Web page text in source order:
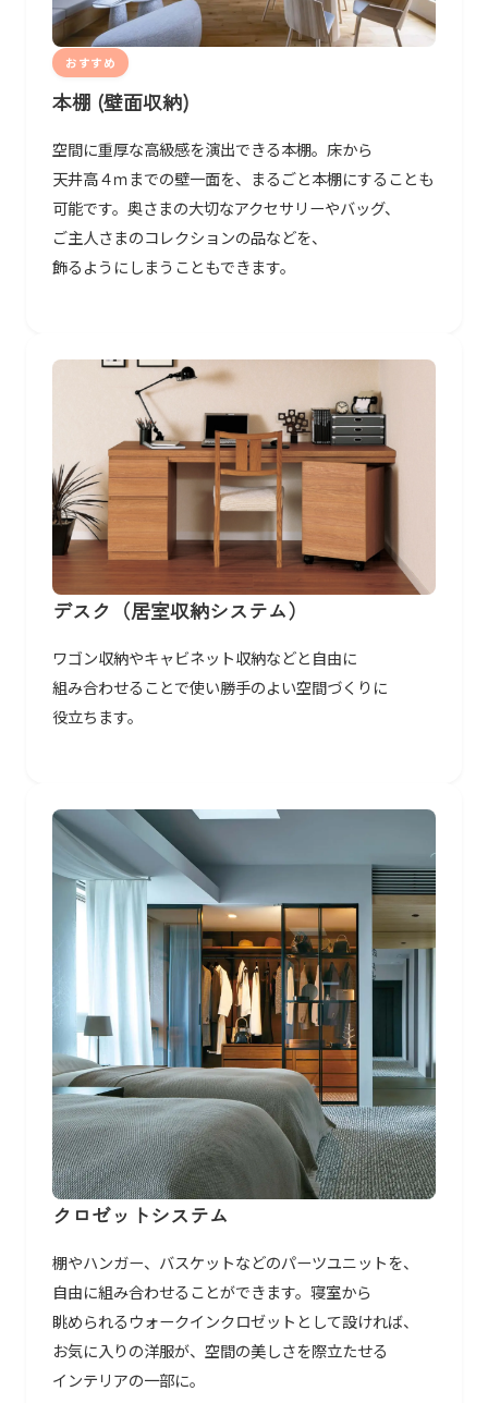
おすすめ
本棚 (壁面収納)
空間に​重厚な​高級感を​演出できる本棚。​床から​
天井高４ｍまでの​壁一面を、まる​ごと本棚に​する​ことも​
可能です。​奥さまの​大切な​アクセサリーや​バッグ、​
ご主人さまの​コレクションの​品などを、​
飾るようにしまうことも​できます。
デスク​（居室収納システム）
ワゴン収納や​キャビネット収納などと​自由に​
組み合わせる​ことで​使い勝手の​よい​空間づくりに​
役立ちます。
クロゼットシステム
棚や​ハンガー、​バスケットなどの​パーツユニットを、​
自由に​組み合わせる​ことができます。​寝室から​
眺められる​ウォークインクロゼットと​して​設ければ、​
お気に​入りの​洋服が、​空間の​美しさを​際立たせる​
インテリアの​一部に。​